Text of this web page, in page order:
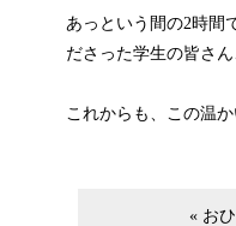
あっという間の2時間
ださった学生の皆さ
これからも、この温
« お